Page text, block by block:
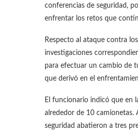
conferencias de seguridad,
enfrentar los retos que
Respecto al ataque contra
investigaciones
para efectuar un cambio de
que derivó en el
El funcionario indicó que en
alrededor de 10 camionetas.
seguridad abatieron a tres